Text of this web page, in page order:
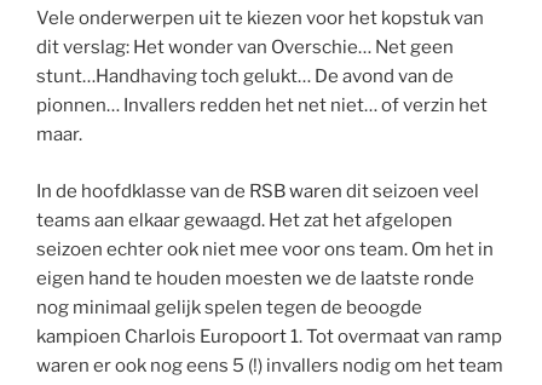
Vele onderwerpen uit te kiezen voor het kopstuk van
dit verslag: Het wonder van Overschie… Net geen
stunt…Handhaving toch gelukt… De avond van de
pionnen… Invallers redden het net niet… of verzin het
maar.
In de hoofdklasse van de RSB waren dit seizoen veel
teams aan elkaar gewaagd. Het zat het afgelopen
seizoen echter ook niet mee voor ons team. Om het in
eigen hand te houden moesten we de laatste ronde
nog minimaal gelijk spelen tegen de beoogde
kampioen Charlois Europoort 1. Tot overmaat van ramp
waren er ook nog eens 5 (!) invallers nodig om het team